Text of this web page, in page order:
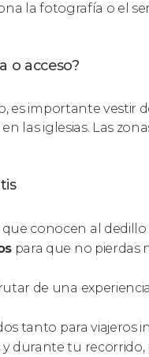
la fotografía o el
o acceso?
es importante vestir
las iglesias. Las
que conocen al
para que no
de una
tanto para viajeros
y durante tu